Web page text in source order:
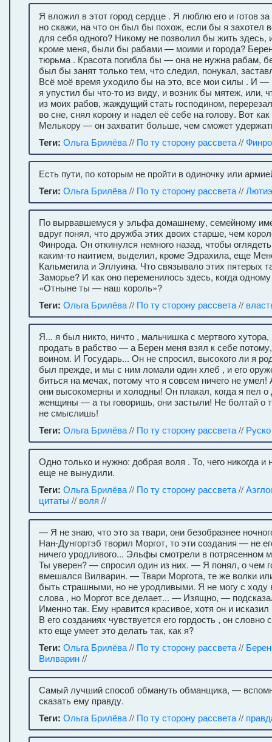
Я вложил в этот город сердце . Я люблю его и готов
но скажи, на что он был бы похож, если бы я захотел
для себя одного? Никому не позволил бы жить здесь,
кроме меня, были бы рабами — моими и города?
тюрьма . Красота погибла бы — она не нужна рабам,
был бы занят только тем, что следил, понукал,
Всё моё время уходило бы на это, все мои силы . И
я упустил бы что-то из виду, и возник бы мятеж, или,
из моих рабов, жаждущий стать господином,
во сне, снял корону и надел её себе на голову. Вот
Мелькору — он захватит больше, чем сможет
Теги: Ольга Брилёва// По ту сторону рассвета//
Есть пути, по которым не пройти в одиночку или
Теги: Ольга Брилёва// По ту сторону рассвета//
По вырвавшемуся у эльфа домашнему, семейному
вдруг понял, что дружба этих двоих старше, чем
Финрода. Он откинулся немного назад, чтобы
каким-то наитием, выделил, кроме Эдрахила, еще
Кальмегила и Эллуина. Что связывало этих пятерых
Заморье? И как оно переменилось здесь, когда
«Отныне ты — наш король»?
Теги: Ольга Брилёва// По ту сторону рассвета//
Я... я был никто, ничто , мальчишка с мертвого
продать в рабство — а Берен меня взял к себе
воином. И Государь... Он не спросил, высокого ли я
был прежде, и мы с ним ломали один хлеб , и его
биться на мечах, потому что я совсем ничего не
они высокомерны и холодны! Он плакал, когда я пел о
женщины — а ты говоришь, они застыли! Не болтай о
не смыслишь!
Теги: Ольга Брилёва// По ту сторону рассвета// Руско
Одно только и нужно: добрая воля . То, чего никогда и
еще не вынудили.
Теги: Ольга Брилёва// По ту сторону рассвета//
цитаты // воля //
— Я не знаю, что это за твари, они безобразнее
Нан-Дунгортэб творил Моргот, то эти создания — не
ничего уродливого... Эльфы смотрели в потрясенном
Ты уверен? — спросил один из них. — Я понял, о чем
вмешался Вилварин. — Твари Моргота, те же волки
быть страшными, но не уродливыми. Я не могу с ходу
слова , но Моргот все делает... — Изящно, —
Именно так. Ему нравится красивое, хотя он и
В его созданиях чувствуется его гордость , он словно
кто еще умеет это делать так, как я?
Теги: Ольга Брилёва// По ту сторону рассвета// Берен
Вилварин//
Самый лучший способ обмануть обманщика, —
сказать ему правду.
Теги: Ольга Брилёва// По ту сторону рассвета//